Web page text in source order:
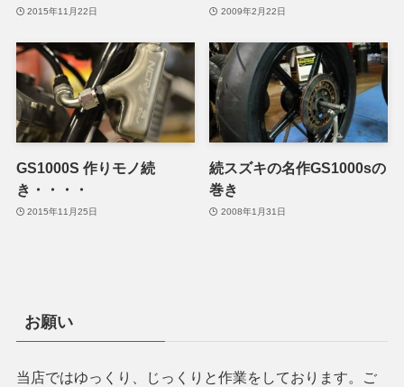
2015年11月22日 2009年2月22日
GS1000S 作りモノ続
き・・・・
2015年11月25日
続スズキの名作GS1000sの
巻き
2008年1月31日
お願い
当店ではゆっくり、じっくりと作業をしております。ご